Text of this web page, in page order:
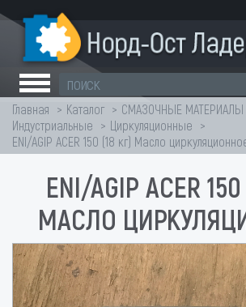
Главная Каталог СМАЗОЧНЫЕ МАТЕРИАЛЫ
Индустриальные
Циркуляционные
ENI/AGIP ACER 150 (18 кг) Масло
ENI/AGIP ACER
МАСЛО